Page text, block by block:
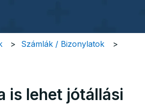
Számlák / Bizonylatok
is lehet jótállási